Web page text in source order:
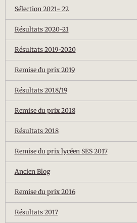
Sélection 2021- 22
Résultats 2020-21
Résultats 2019-2020
Remise du prix 2019
Résultats 2018/19
Remise du prix 2018
Résultats 2018
Remise du prix lycéen SES 2017
Ancien Blog
Remise du prix 2016
Résultats 2017